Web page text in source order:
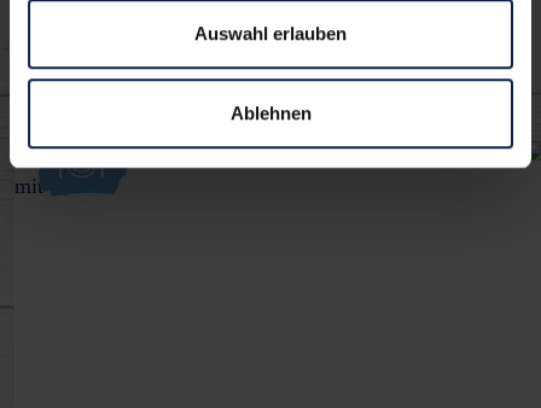
Auswahl erlauben
Ablehnen
lassen